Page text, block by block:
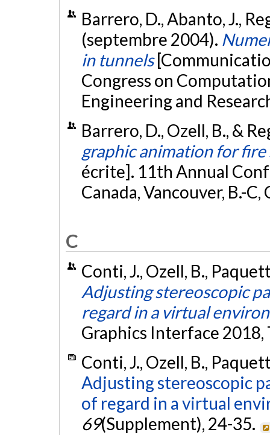
Barrero, D., Abanto, J.,
(septembre 2004).
in tunnels
Congress on
Engineering and
Barrero, D., Ozell, B., &
graphic animation for
écrite]. 11th Annual
Canada, Vancouver, B.-C,
C
Conti, J., Ozell, B.,
Adjusting stereoscopic
regard in a virtual
Graphics Interface
Conti, J., Ozell, B.,
Adjusting stereoscopic
of regard in a virtual
69(Supplement), 24-35.